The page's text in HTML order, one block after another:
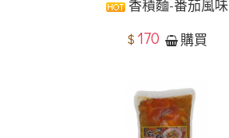
香積麵-番茄風味
$ 170 購買